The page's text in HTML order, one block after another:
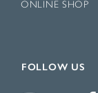
ONLINE SHOP
FOLLOW US